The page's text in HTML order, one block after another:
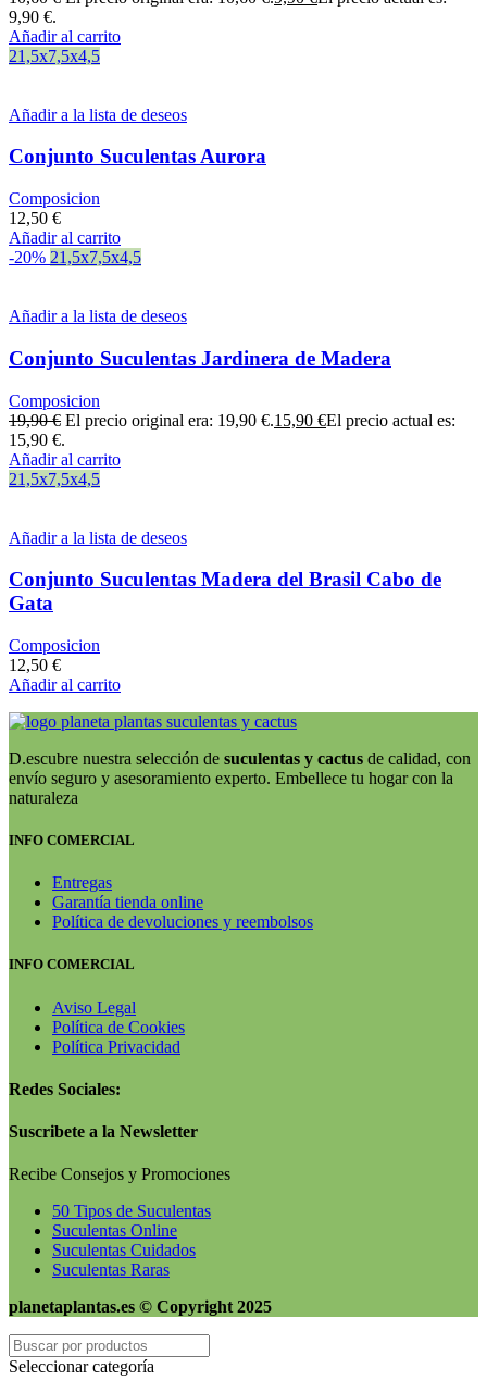
9,90 €.
Añadir al carrito
21,5x7,5x4,5
Añadir a la lista de deseos
Conjunto Suculentas Aurora
Composicion
12,50 €
Añadir al carrito
-20% 21,5x7,5x4,5
Añadir a la lista de deseos
Conjunto Suculentas Jardinera de Madera
Composicion
19,90€ El precio original era: 19,90 €.15,90 €El precio actual es:
15,90 €.
Añadir al carrito
21,5x7,5x4,5
Añadir a la lista de deseos
Conjunto Suculentas Madera del Brasil Cabo de
Gata
Composicion
12,50 €
Añadir al carrito
D.escubre nuestra selección de suculentas y cactus de calidad, con
envío seguro y asesoramiento experto. Embellece tu hogar con la
naturaleza
INFO COMERCIAL
Entregas
Garantía tienda online
Política de devoluciones y reembolsos
INFO COMERCIAL
Aviso Legal
Política de Cookies
Política Privacidad
Redes Sociales:
Suscribete a la Newsletter
Recibe Consejos y Promociones
50 Tipos de Suculentas
Suculentas Online
Suculentas Cuidados
Suculentas Raras
planetaplantas.es © Copyright 2025
Seleccionar categoría